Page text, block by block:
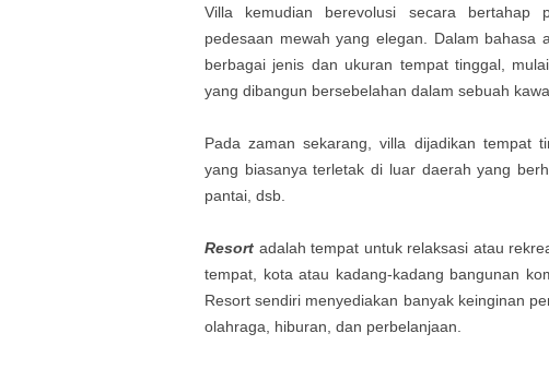
Villa kemudian berevolusi secara bertahap
pedesaan mewah yang elegan. Dalam bahasa
berbagai jenis dan ukuran tempat tinggal,
yang dibangun bersebelahan dalam sebuah
Pada zaman sekarang, villa dijadikan tempat
yang biasanya terletak di luar daerah yang
pantai, dsb.
Resort adalah tempat untuk relaksasi atau
tempat, kota atau kadang-kadang bangunan
Resort sendiri menyediakan banyak keinginan
olahraga, hiburan, dan perbelanjaan.